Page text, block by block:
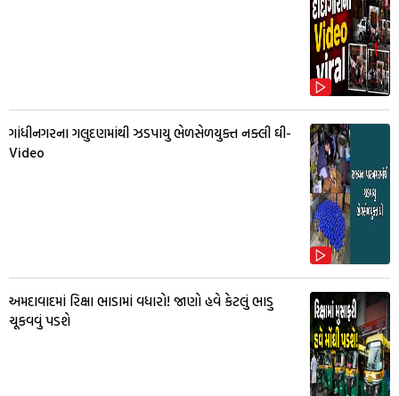
ગાંધીનગરના ગલુદણમાંથી ઝડપાયુ ભેળસેળયુક્ત નક્લી ઘી-
Video
અમદાવાદમાં રિક્ષા ભાડામાં વધારો! જાણો હવે કેટલું ભાડુ
ચૂકવવું પડશે